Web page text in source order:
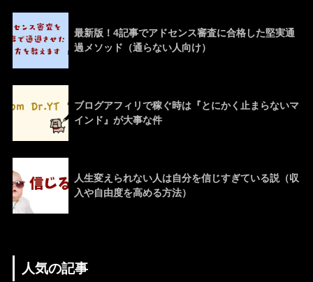
最新版！4記事でアドセンス審査に合格した堅実通
過メソッド（通らない人向け）
ブログアフィリで稼ぐ時は『とにかく止まらないマ
インド』が大事な件
人生変えられない人は自分を信じすぎている説（収
入や自由度を高める方法）
人気の記事